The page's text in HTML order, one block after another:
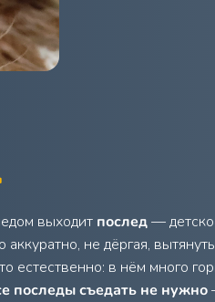
выходит послед—
не дёргая,
естественно: в нём много
последы съедать не нужно